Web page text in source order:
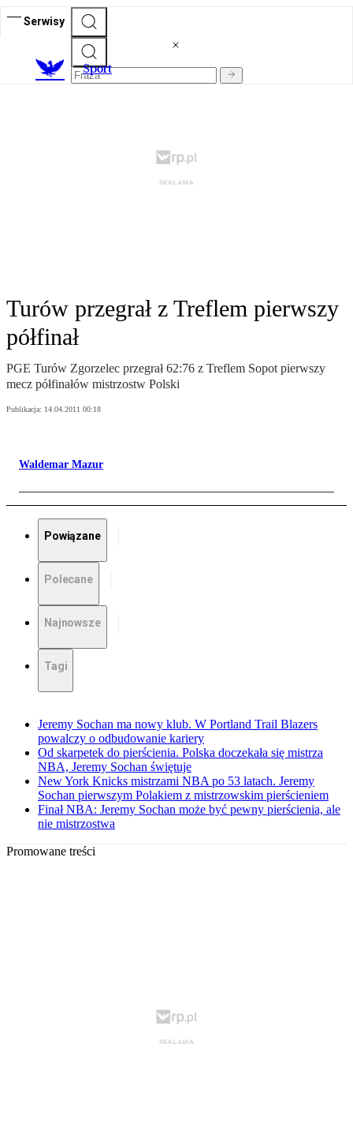
Serwisy
Sport
Turów przegrał z Treflem pierwszy
półfinał
PGE Turów Zgorzelec przegrał 62:76 z Treflem Sopot pierwszy
mecz półfinałów mistrzostw Polski
Publikacja: 14.04.2011 00:18
Waldemar Mazur
Powiązane
Polecane
Najnowsze
Tagi
Jeremy Sochan ma nowy klub. W Portland Trail Blazers
powalczy o odbudowanie kariery
Od skarpetek do pierścienia. Polska doczekała się mistrza
NBA, Jeremy Sochan świętuje
New York Knicks mistrzami NBA po 53 latach. Jeremy
Sochan pierwszym Polakiem z mistrzowskim pierścieniem
Finał NBA: Jeremy Sochan może być pewny pierścienia, ale
nie mistrzostwa
Promowane treści